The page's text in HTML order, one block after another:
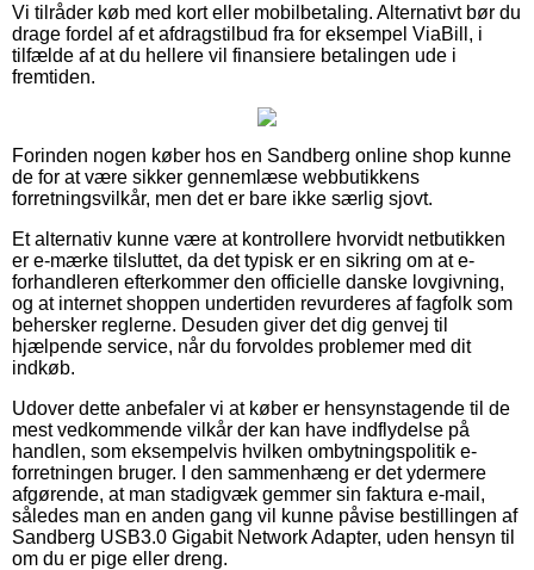
Vi tilråder køb med kort eller mobilbetaling. Alternativt bør du
drage fordel af et afdragstilbud fra for eksempel ViaBill, i
tilfælde af at du hellere vil finansiere betalingen ude i
fremtiden.
Forinden nogen køber hos en Sandberg online shop kunne
de for at være sikker gennemlæse webbutikkens
forretningsvilkår, men det er bare ikke særlig sjovt.
Et alternativ kunne være at kontrollere hvorvidt netbutikken
er e-mærke tilsluttet, da det typisk er en sikring om at e-
forhandleren efterkommer den officielle danske lovgivning,
og at internet shoppen undertiden revurderes af fagfolk som
behersker reglerne. Desuden giver det dig genvej til
hjælpende service, når du forvoldes problemer med dit
indkøb.
Udover dette anbefaler vi at køber er hensynstagende til de
mest vedkommende vilkår der kan have indflydelse på
handlen, som eksempelvis hvilken ombytningspolitik e-
forretningen bruger. I den sammenhæng er det ydermere
afgørende, at man stadigvæk gemmer sin faktura e-mail,
således man en anden gang vil kunne påvise bestillingen af
Sandberg USB3.0 Gigabit Network Adapter, uden hensyn til
om du er pige eller dreng.